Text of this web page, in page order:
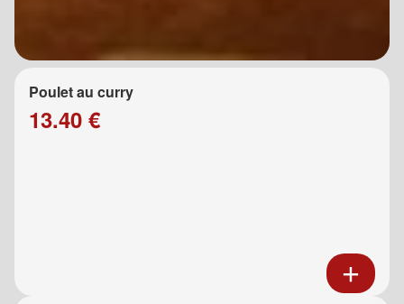
Poulet au curry
13.40 €